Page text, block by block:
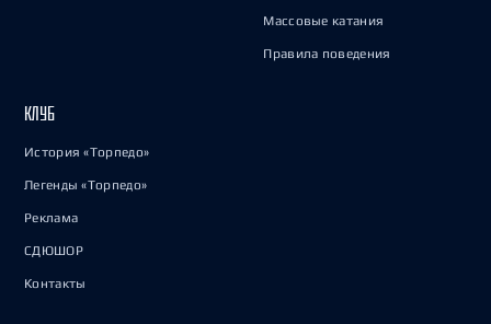
Массовые катания
Правила поведения
КЛУБ
История «Торпедо»
Легенды «Торпедо»
Реклама
СДЮШОР
Контакты